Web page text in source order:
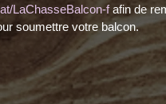
LaChasseBalcon-f afin de
soumettre votre balcon.